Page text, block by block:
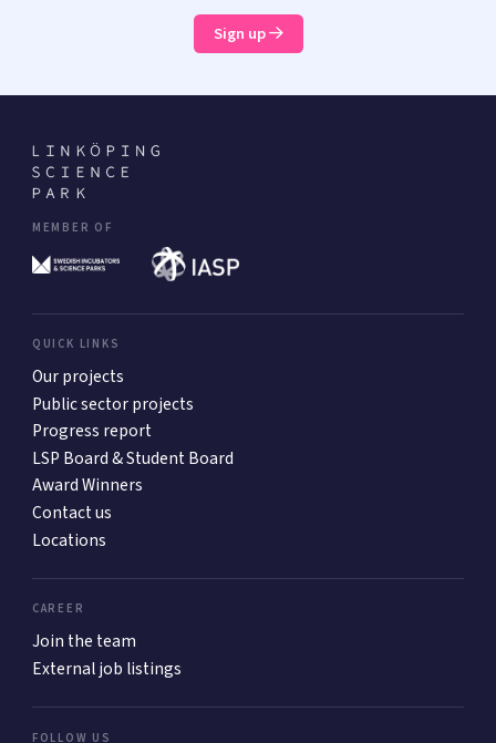
Sign up
MEMBER OF
QUICK LINKS
Our projects
Public sector projects
Progress report
LSP Board & Student Board
Award Winners
Contact us
Locations
CAREER
Join the team
External job listings
FOLLOW US